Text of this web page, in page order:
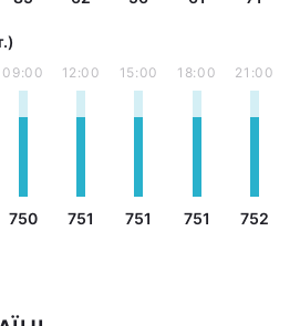
09:00
750
12:00
751
15:00
751
18:00
751
21:00
752